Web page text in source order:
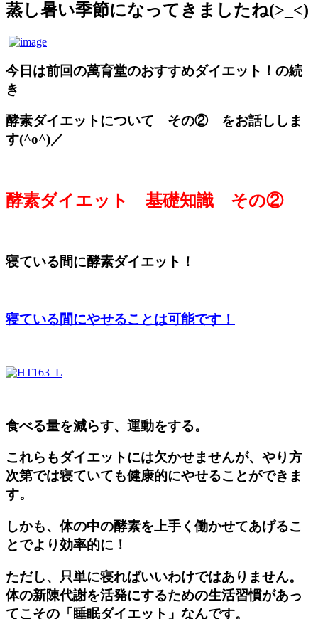
蒸し暑い季節になってきましたね(>_<)
今日は前回の萬育堂のおすすめダイエット！の続
き
酵素ダイエットについて その② をお話ししま
す(^o^)／
酵素ダイエット 基礎知識 その②
寝ている間に酵素ダイエット！
寝ている間にやせることは可能です！
食べる量を減らす、運動をする。
これらもダイエットには欠かせませんが、やり方
次第では寝ていても健康的にやせることができま
す。
しかも、体の中の酵素を上手く働かせてあげるこ
とでより効率的に！
ただし、只単に寝ればいいわけではありません。
体の新陳代謝を活発にするための生活習慣があっ
てこその「睡眠ダイエット」なんです。